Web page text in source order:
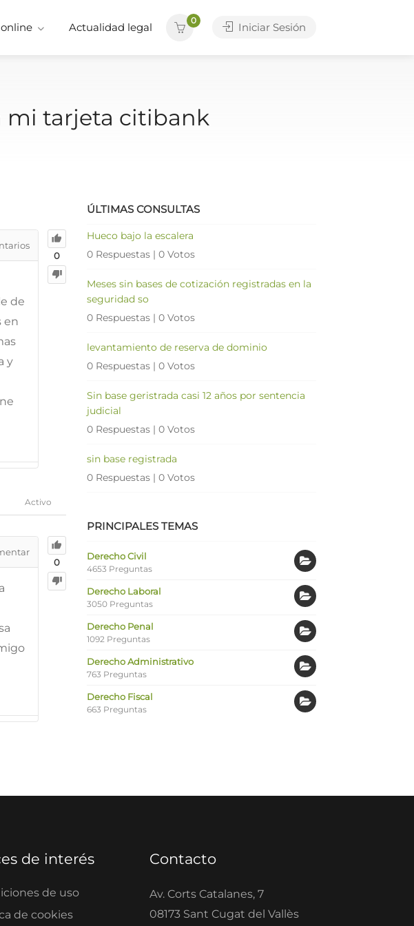
Actualidad legal
0
Iniciar Sesión
mi tarjeta citibank
0
de
en
y
Activo
0
ÚLTIMAS CONSULTAS
Hueco bajo la escalera
0 Respuestas | 0 Votos
Meses sin bases de cotización registradas en la
seguridad so
0 Respuestas | 0 Votos
levantamiento de reserva de dominio
0 Respuestas | 0 Votos
Sin base geristrada casi 12 años por sentencia
judicial
0 Respuestas | 0 Votos
sin base registrada
0 Respuestas | 0 Votos
PRINCIPALES TEMAS
Derecho Civil
4653 Preguntas
Derecho Laboral
3050 Preguntas
Derecho Penal
1092 Preguntas
Derecho Administrativo
763 Preguntas
Derecho Fiscal
663 Preguntas
de interés
de uso
de cookies
Contacto
Av. Corts Catalanes, 7
08173 Sant Cugat del Vallès